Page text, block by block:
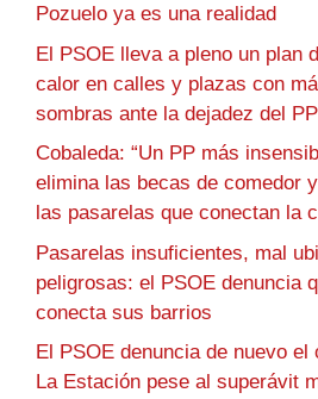
Pozuelo ya es una realidad
El PSOE lleva a pleno un plan
calor en calles y plazas con
sombras ante la dejadez del PP
Cobaleda: “Un PP más
elimina las becas de comedor
las pasarelas que conectan la
Pasarelas insuficientes, mal
peligrosas: el PSOE denuncia
conecta sus barrios
El PSOE denuncia de nuevo
La Estación pese al superávit